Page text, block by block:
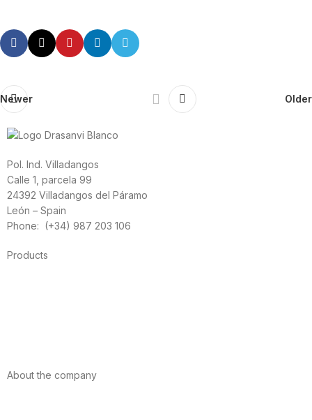
Newer Older
Pol. Ind. Villadangos
Calle 1, parcela 99
24392 Villadangos del Páramo
León – Spain
Phone: (+34) 987 203 106
Products
About the company